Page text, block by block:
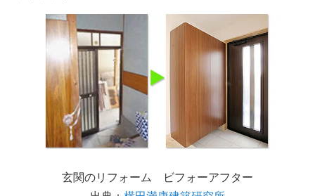
玄関のリフォーム ビフォーアフター